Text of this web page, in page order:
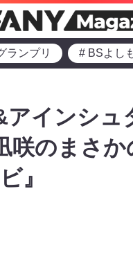
ランプリ # BSよし
アインシュ
のまさか
』